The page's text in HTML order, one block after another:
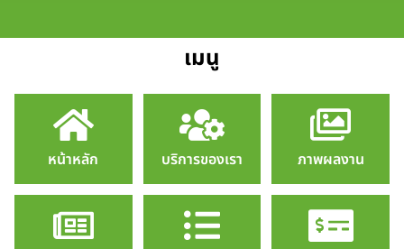
เมนู
หน้าหลัก บริการของเรา ภาพผลงาน